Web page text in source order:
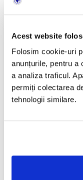
Acest website
Folosim cookie-uri
anunțurile, pentru a
a analiza traficul.
permiți colectarea
tehnologii similare.
LicenteOnline.ro
Produsele sunt
LicenteOnline.ro
CUI: 43282860
Nr. Reg. Com.: J05/
Adresă: Beiuș, Jud.